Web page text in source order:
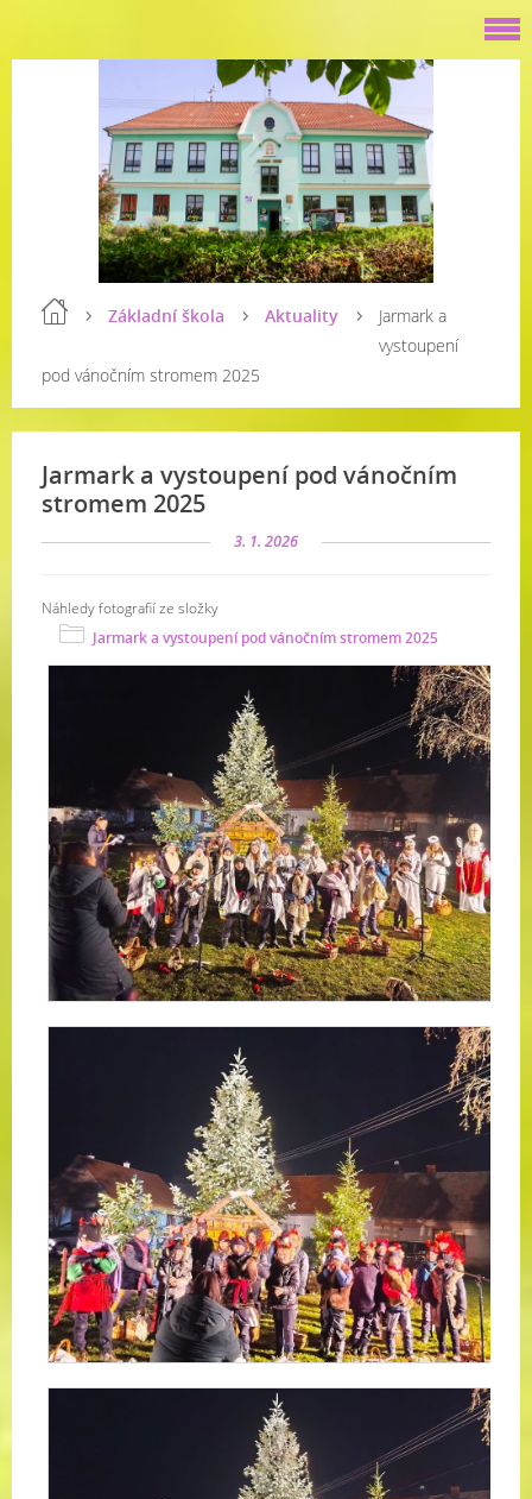
Základní škola Aktuality
Jarmark a
vystoupení
pod vánočním stromem 2025
Jarmark a vystoupení pod vánočním
stromem 2025
3. 1. 2026
Náhledy fotografií ze složky
Jarmark a vystoupení pod vánočním stromem 2025